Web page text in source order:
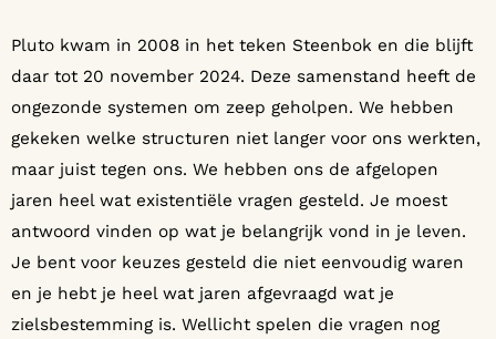
Pluto kwam in 2008 in het teken Steenbok en die blijft
daar tot 20 november 2024. Deze samenstand heeft de
ongezonde systemen om zeep geholpen. We hebben
gekeken welke structuren niet langer voor ons werkten,
maar juist tegen ons. We hebben ons de afgelopen
jaren heel wat existentiële vragen gesteld. Je moest
antwoord vinden op wat je belangrijk vond in je leven.
Je bent voor keuzes gesteld die niet eenvoudig waren
en je hebt je heel wat jaren afgevraagd wat je
zielsbestemming is. Wellicht spelen die vragen nog